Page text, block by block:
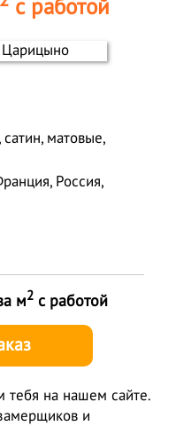
с работой
матовые,
Россия,
м2 с работой
тебя на нашем сайте.
и